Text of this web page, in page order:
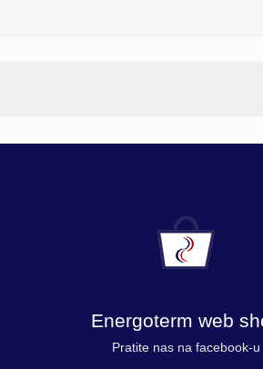
Energoterm web
Pratite nas na facebook-u